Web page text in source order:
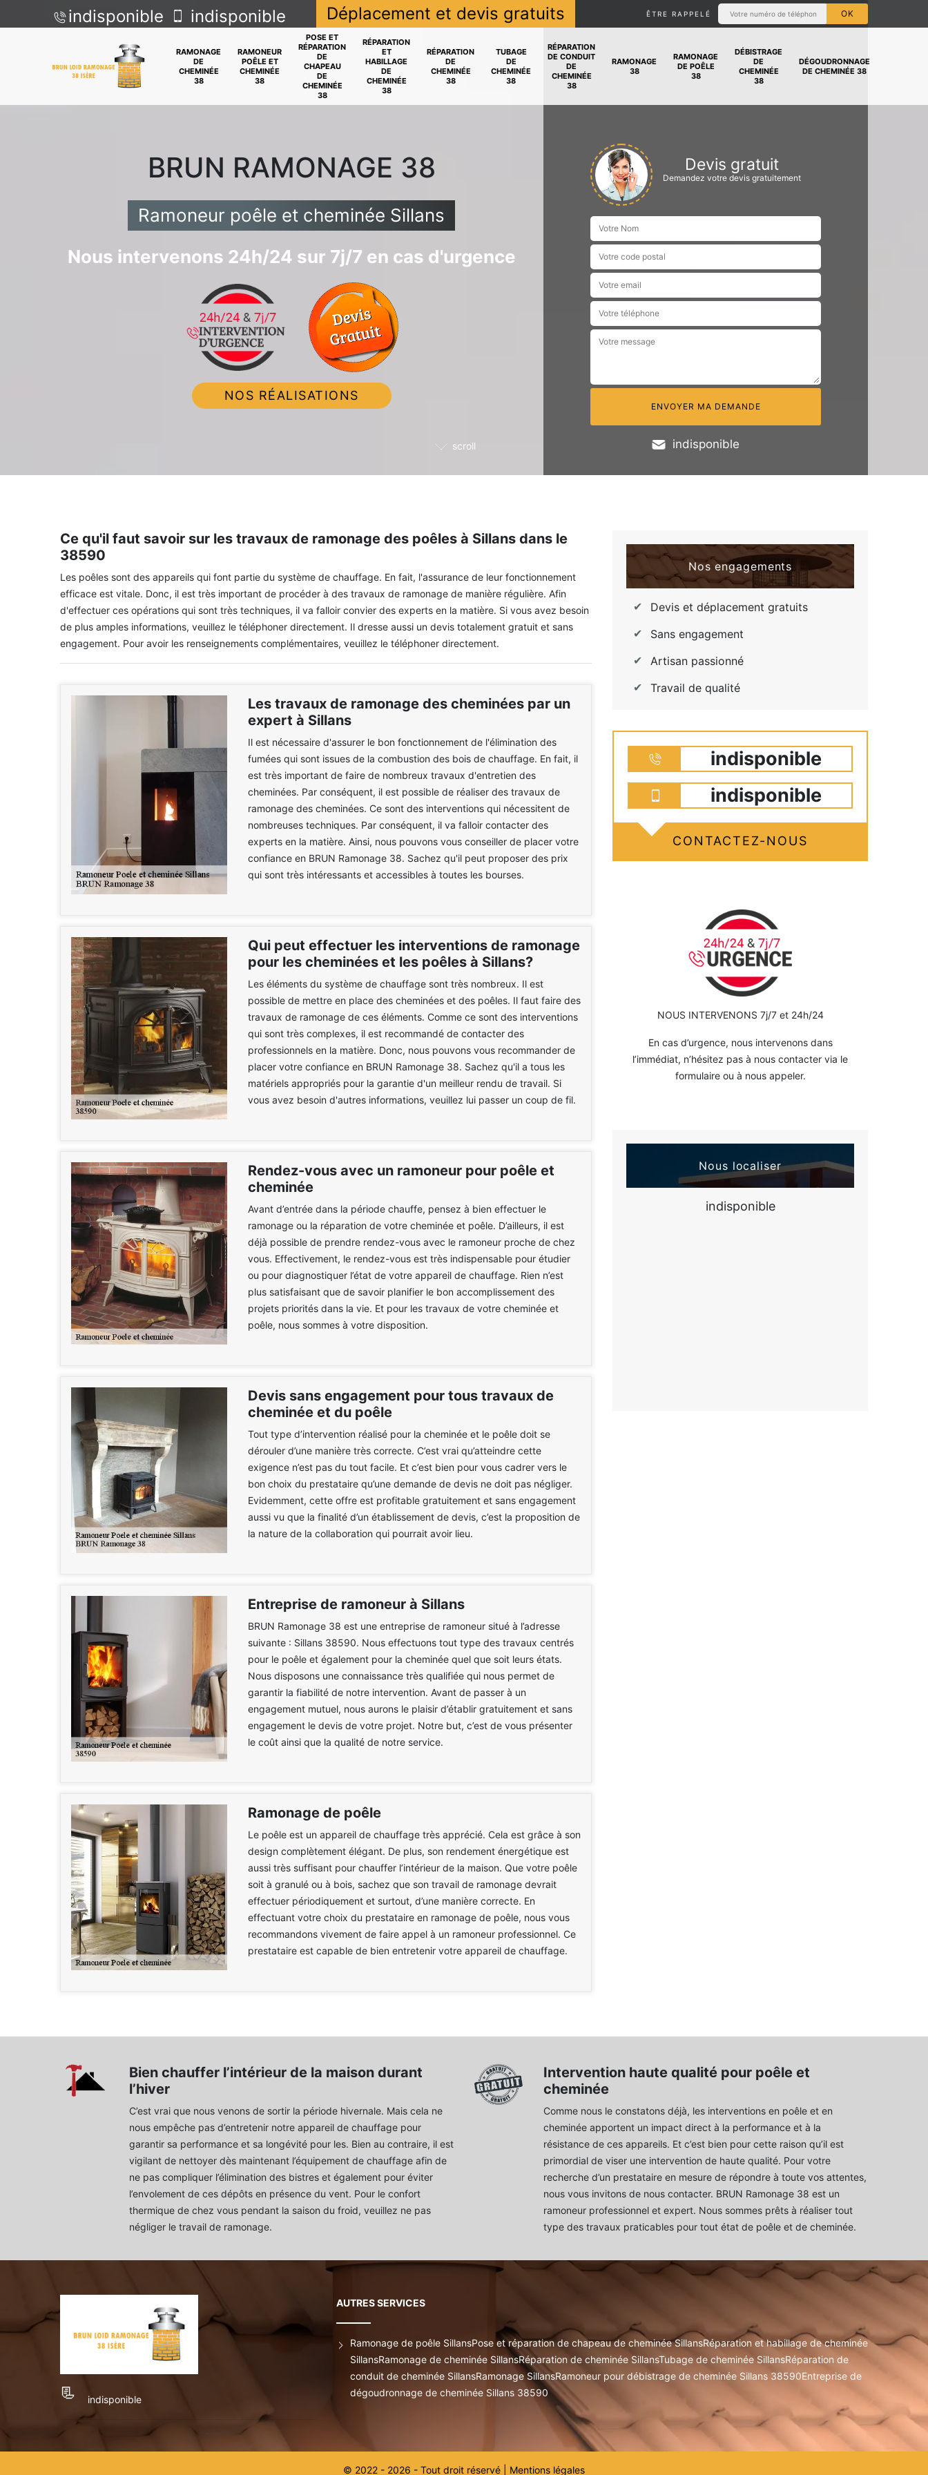
indisponible indisponible Déplacement et devis gratuits ÊTRE RAPPELÉ
RAMONAGE
DE
CHEMINÉE
38
RAMONEUR
POÊLE ET
CHEMINÉE
38
POSE ET
RÉPARATION
DE
CHAPEAU
DE
CHEMINÉE
38
RÉPARATION
ET
HABILLAGE
DE
CHEMINÉE
38
RÉPARATION
DE
CHEMINÉE
38
TUBAGE
DE
CHEMINÉE
38
RÉPARATION
DE CONDUIT
DE
CHEMINÉE
38
RAMONAGE
38
RAMONAGE
DE POÊLE
38
DÉBISTRAGE
DE
CHEMINÉE
38
DÉGOUDRONNAGE
DE CHEMINÉE 38
scroll
BRUN RAMONAGE 38
Ramoneur poêle et cheminée Sillans
Nous intervenons 24h/24 sur 7j/7 en cas d'urgence
NOS RÉALISATIONS
Devis gratuit
Demandez votre devis gratuitement
indisponible
Ce qu'il faut savoir sur les travaux de ramonage des poêles à Sillans dans le
38590
Les poêles sont des appareils qui font partie du système de chauffage. En fait, l'assurance de leur fonctionnement
efficace est vitale. Donc, il est très important de procéder à des travaux de ramonage de manière régulière. Afin
d'effectuer ces opérations qui sont très techniques, il va falloir convier des experts en la matière. Si vous avez besoin
de plus amples informations, veuillez le téléphoner directement. Il dresse aussi un devis totalement gratuit et sans
engagement. Pour avoir les renseignements complémentaires, veuillez le téléphoner directement.
Les travaux de ramonage des cheminées par un
expert à Sillans
Il est nécessaire d'assurer le bon fonctionnement de l'élimination des
fumées qui sont issues de la combustion des bois de chauffage. En fait, il
est très important de faire de nombreux travaux d'entretien des
cheminées. Par conséquent, il est possible de réaliser des travaux de
ramonage des cheminées. Ce sont des interventions qui nécessitent de
nombreuses techniques. Par conséquent, il va falloir contacter des
experts en la matière. Ainsi, nous pouvons vous conseiller de placer votre
confiance en BRUN Ramonage 38. Sachez qu'il peut proposer des prix
qui sont très intéressants et accessibles à toutes les bourses.
Qui peut effectuer les interventions de ramonage
pour les cheminées et les poêles à Sillans?
Les éléments du système de chauffage sont très nombreux. Il est
possible de mettre en place des cheminées et des poêles. Il faut faire des
travaux de ramonage de ces éléments. Comme ce sont des interventions
qui sont très complexes, il est recommandé de contacter des
professionnels en la matière. Donc, nous pouvons vous recommander de
placer votre confiance en BRUN Ramonage 38. Sachez qu'il a tous les
matériels appropriés pour la garantie d'un meilleur rendu de travail. Si
vous avez besoin d'autres informations, veuillez lui passer un coup de fil.
Rendez-vous avec un ramoneur pour poêle et
cheminée
Avant d’entrée dans la période chauffe, pensez à bien effectuer le
ramonage ou la réparation de votre cheminée et poêle. D’ailleurs, il est
déjà possible de prendre rendez-vous avec le ramoneur proche de chez
vous. Effectivement, le rendez-vous est très indispensable pour étudier
ou pour diagnostiquer l’état de votre appareil de chauffage. Rien n’est
plus satisfaisant que de savoir planifier le bon accomplissement des
projets priorités dans la vie. Et pour les travaux de votre cheminée et
poêle, nous sommes à votre disposition.
Devis sans engagement pour tous travaux de
cheminée et du poêle
Tout type d’intervention réalisé pour la cheminée et le poêle doit se
dérouler d’une manière très correcte. C’est vrai qu’atteindre cette
exigence n’est pas du tout facile. Et c’est bien pour vous cadrer vers le
bon choix du prestataire qu’une demande de devis ne doit pas négliger.
Evidemment, cette offre est profitable gratuitement et sans engagement
aussi vu que la finalité d’un établissement de devis, c’est la proposition de
la nature de la collaboration qui pourrait avoir lieu.
Entreprise de ramoneur à Sillans
BRUN Ramonage 38 est une entreprise de ramoneur situé à l’adresse
suivante : Sillans 38590. Nous effectuons tout type des travaux centrés
pour le poêle et également pour la cheminée quel que soit leurs états.
Nous disposons une connaissance très qualifiée qui nous permet de
garantir la fiabilité de notre intervention. Avant de passer à un
engagement mutuel, nous aurons le plaisir d’établir gratuitement et sans
engagement le devis de votre projet. Notre but, c’est de vous présenter
le coût ainsi que la qualité de notre service.
Ramonage de poêle
Le poêle est un appareil de chauffage très apprécié. Cela est grâce à son
design complètement élégant. De plus, son rendement énergétique est
aussi très suffisant pour chauffer l’intérieur de la maison. Que votre poêle
soit à granulé ou à bois, sachez que son travail de ramonage devrait
effectuer périodiquement et surtout, d’une manière correcte. En
effectuant votre choix du prestataire en ramonage de poêle, nous vous
recommandons vivement de faire appel à un ramoneur professionnel. Ce
prestataire est capable de bien entretenir votre appareil de chauffage.
Nos engagements
Devis et déplacement gratuits
Sans engagement
Artisan passionné
Travail de qualité
indisponible
indisponible
CONTACTEZ-NOUS
NOUS INTERVENONS 7j/7 et 24h/24
En cas d’urgence, nous intervenons dans
l’immédiat, n’hésitez pas à nous contacter via le
formulaire ou à nous appeler.
Nous localiser
indisponible
Bien chauffer l’intérieur de la maison durant
l’hiver
C’est vrai que nous venons de sortir la période hivernale. Mais cela ne
nous empêche pas d’entretenir notre appareil de chauffage pour
garantir sa performance et sa longévité pour les. Bien au contraire, il est
vigilant de nettoyer dès maintenant l’équipement de chauffage afin de
ne pas compliquer l’élimination des bistres et également pour éviter
l’envolement de ces dépôts en présence du vent. Pour le confort
thermique de chez vous pendant la saison du froid, veuillez ne pas
négliger le travail de ramonage.
Intervention haute qualité pour poêle et
cheminée
Comme nous le constatons déjà, les interventions en poêle et en
cheminée apportent un impact direct à la performance et à la
résistance de ces appareils. Et c’est bien pour cette raison qu’il est
primordial de viser une intervention de haute qualité. Pour votre
recherche d’un prestataire en mesure de répondre à toute vos attentes,
nous vous invitons de nous contacter. BRUN Ramonage 38 est un
ramoneur professionnel et expert. Nous sommes prêts à réaliser tout
type des travaux praticables pour tout état de poêle et de cheminée.
indisponible
AUTRES SERVICES
Ramonage de poêle SillansPose et réparation de chapeau de cheminée SillansRéparation et habillage de cheminée
SillansRamonage de cheminée SillansRéparation de cheminée SillansTubage de cheminée SillansRéparation de
conduit de cheminée SillansRamonage SillansRamoneur pour débistrage de cheminée Sillans 38590Entreprise de
dégoudronnage de cheminée Sillans 38590
© 2022 - 2026 - Tout droit réservé | Mentions légales